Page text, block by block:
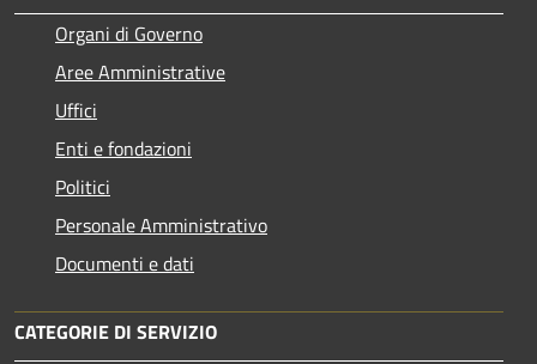
Organi di Governo
Aree Amministrative
Uffici
Enti e fondazioni
Politici
Personale Amministrativo
Documenti e dati
CATEGORIE DI SERVIZIO